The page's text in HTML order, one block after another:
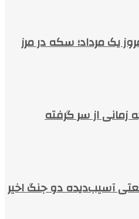
یک مرداد؛ سکه در مرز
زمانی از سر گرفته
صنعتی آسیب‌دیده دو جنگ اخیر